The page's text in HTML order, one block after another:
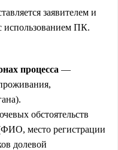
заявителем и
использованием ПК.
процесса —
обстоятельств
место регистрации
долевой